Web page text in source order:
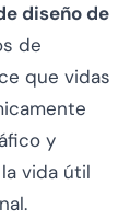
diseño de
de
que vidas
y
vida útil